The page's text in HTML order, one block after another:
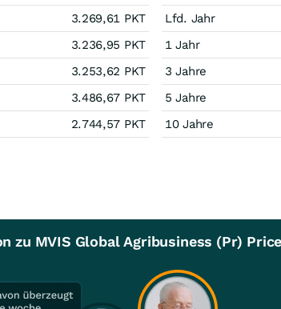
3.269,61 PKT
3.236,95 PKT
3.253,62 PKT
3.486,67 PKT
2.744,57 PKT
Lfd. Jahr
1 Jahr
3 Jahre
5 Jahre
10 Jahre
zu MVIS Global Agribusiness (Pr)